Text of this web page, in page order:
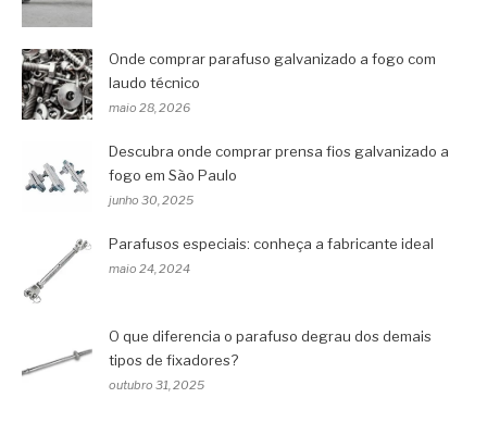
Onde comprar parafuso galvanizado a fogo com
laudo técnico
maio 28, 2026
Descubra onde comprar prensa fios galvanizado a
fogo em São Paulo
junho 30, 2025
Parafusos especiais: conheça a fabricante ideal
maio 24, 2024
O que diferencia o parafuso degrau dos demais
tipos de fixadores?
outubro 31, 2025